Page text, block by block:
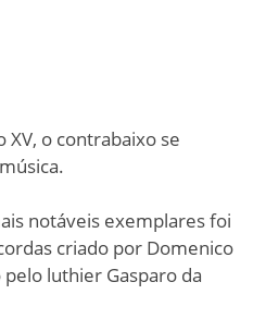
XV, o contrabaixo se
notáveis exemplares foi
criado por Domenico
luthier Gasparo da